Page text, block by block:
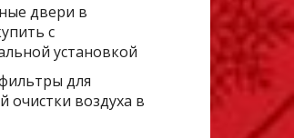
двери в
с
установкой
для
очистки воздуха в